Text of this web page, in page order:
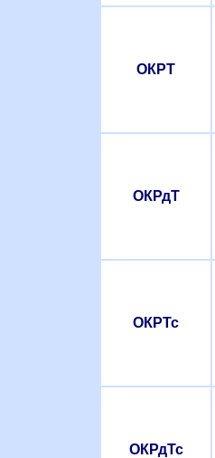
ОКРТ
ОКРдТ
ОКРТс
ОКРдТс